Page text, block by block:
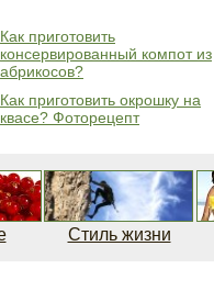
Как приготовить
консервированный компот из
абрикосов?
Как приготовить окрошку на
квасе? Фоторецепт
Стиль жизни